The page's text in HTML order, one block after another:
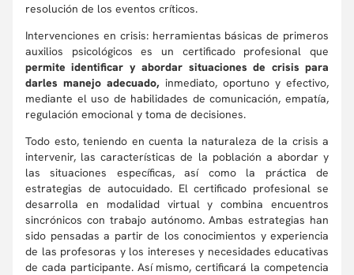
resolución de los eventos críticos.
Intervenciones en crisis: herramientas básicas de primeros
auxilios psicológicos es un certificado profesional que
permite identificar y abordar situaciones de crisis para
darles manejo adecuado, inmediato, oportuno y efectivo,
mediante el uso de habilidades de comunicación, empatía,
regulación emocional y toma de decisiones.
Todo esto, teniendo en cuenta la naturaleza de la crisis a
intervenir, las características de la población a abordar y
las situaciones específicas, así como la práctica de
estrategias de autocuidado. Elcertificado profesionalse
desarrolla en modalidad virtual y combina encuentros
sincrónicos con trabajo autónomo. Ambas estrategias han
sido pensadas a partir de los conocimientos y experiencia
de las profesoras y los intereses y necesidades educativas
de cada participante. Así mismo, certificará la competencia